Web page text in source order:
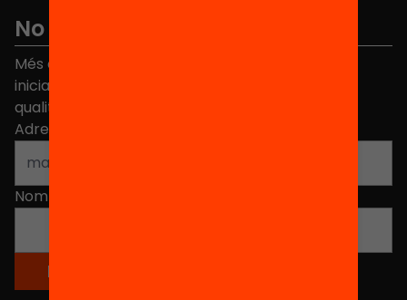
No et perdis res
Més de 40.000 persones ja han triat Equitat. Rep
iniciatives, propostes i projectes per millorar la
qualitat de l'educació a Catalunya.
Adreça electrònica
Nom